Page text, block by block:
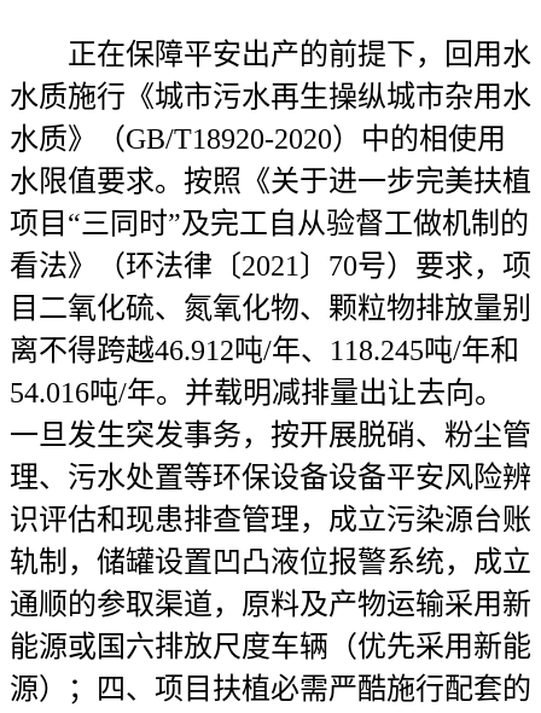
正在保障平安出产的前提下，回用水
水质施行《城市污水再生操纵城市杂用水
水质》（GB/T18920-2020）中的相使用
水限值要求。按照《关于进一步完美扶植
项目“三同时”及完工自从验督工做机制的
看法》（环法律〔2021〕70号）要求，项
目二氧化硫、氮氧化物、颗粒物排放量别
离不得跨越46.912吨/年、118.245吨/年和
54.016吨/年。并载明减排量出让去向。
一旦发生突发事务，按开展脱硝、粉尘管
理、污水处置等环保设备设备平安风险辨
识评估和现患排查管理，成立污染源台账
轨制，储罐设置凹凸液位报警系统，成立
通顺的参取渠道，原料及产物运输采用新
能源或国六排放尺度车辆（优先采用新能
源）；四、项目扶植必需严酷施行配套的